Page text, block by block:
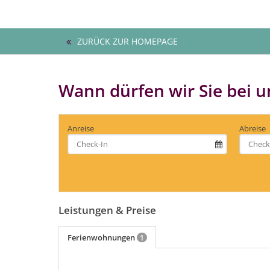
ZURÜCK ZUR HOMEPAGE
Wann dürfen wir Sie bei
Anreise Abreise
Leistungen & Preise
Ferienwohnungen 1